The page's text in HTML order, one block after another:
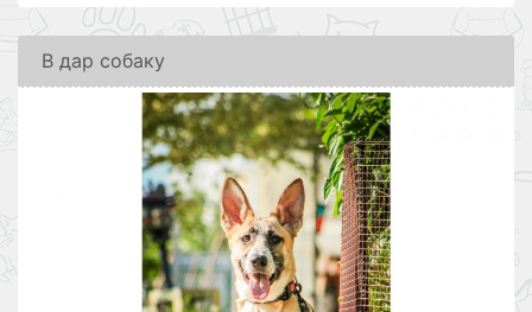
В дар собаку